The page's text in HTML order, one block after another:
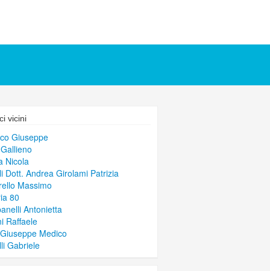
vicini
Giuseppe
Nicola
Dott. Andrea Girolami Patrizia
Massimo
80
Antonietta
Raffaele
Medico
Gabriele